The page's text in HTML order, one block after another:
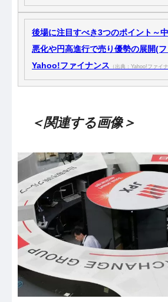
後場に注目すべき3つのポイント～
悪化や円高進行で売り優勢の展開(
Yahoo!ファイナンス （出典：Yahoo!ファイナ
＜関連する画像＞